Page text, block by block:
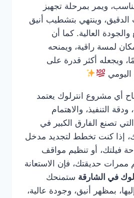
ويمر بمرحلة تجهيز
الدقيق، وينتهي بتشطيب أنيق
العالية. كما أن
لمسة راقية، ويمنحه
ويجعله أكثر قدرة على
أي مشروع انترلوك يعتمد
التنفيذ، والاهتمام
تصنع الفارق الكبير في
إذا كنت تخطط لتجديد مدخل
فيلتك، أو تنظيم مواقف
ممرات حديقتك، فإن الاستعانة
في الشارقة ستمنحك
بمظهر أنيق، وجودة عالية،